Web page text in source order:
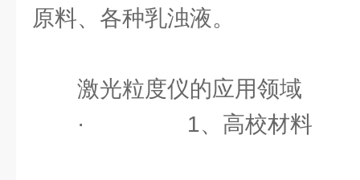
原料、各种乳浊液。
激光粒度仪的应用领域
· 1、高校材料